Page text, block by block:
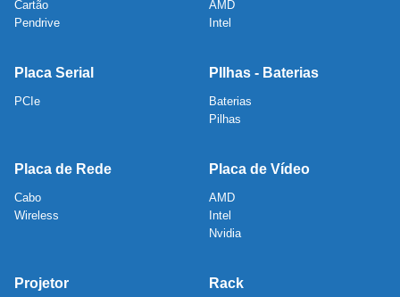
Cartão
Pendrive
AMD
Intel
Placa Serial
PCIe
PIlhas - Baterias
Baterias
Pilhas
Placa de Rede
Cabo
Wireless
Placa de Vídeo
AMD
Intel
Nvidia
Projetor Rack